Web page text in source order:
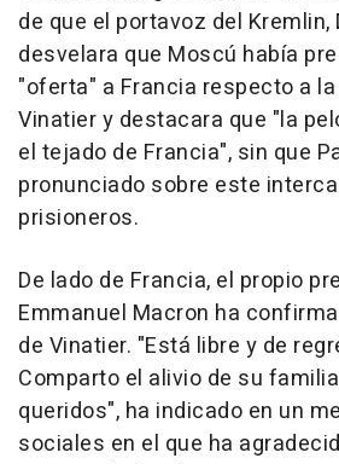
de que el portavoz del Kremlin,
desvelara que Moscú había
"oferta" a Francia respecto a
Vinatier y destacara que "la
el tejado de Francia", sin que
pronunciado sobre este
prisioneros.
De lado de Francia, el propio
Emmanuel Macron ha
de Vinatier. "Está libre y de
Comparto el alivio de su
queridos", ha indicado en un
sociales en el que ha